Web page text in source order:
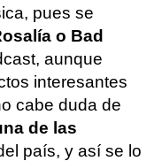
pues se
o Bad
aunque
interesantes
cabe duda de
de las
país, y así se lo